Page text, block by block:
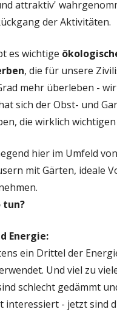
attraktiv'
der Aktivitäten.
es wichtige
, die für unsere
mehr überleben -
sich der Obst- und
die wirklich
hier im Umfeld
mit Gärten, ideale
tun?
Energie:
ein Drittel der
Und viel zu
schlecht gedämmt
interessiert - jetzt sind